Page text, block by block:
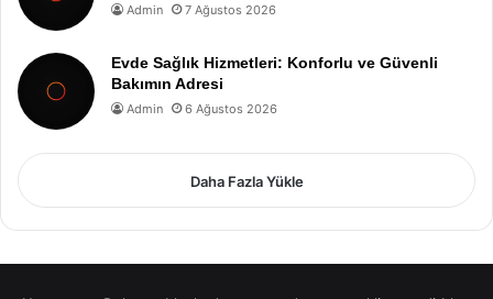
Admin 7 Ağustos 2026
Evde Sağlık Hizmetleri: Konforlu ve Güvenli
Bakımın Adresi
Admin 6 Ağustos 2026
Daha Fazla Yükle